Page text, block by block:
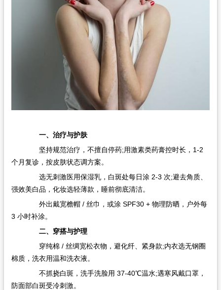
一、治疗与护肤
坚持规范治疗，不擅自停药;用激素类药膏控时长，1-2
个月复诊，按皮肤状态调方案。
选无刺激医用保湿乳，白斑处每日涂 2-3 次;避去角质、
强效美白品，化妆选轻薄款，睡前彻底清洁。
外出戴宽檐帽 / 丝巾，或涂 SPF30 + 物理防晒，户外每
3 小时补涂。
二、穿搭与护理
穿纯棉 / 丝绸宽松衣物，避化纤、紧身款;内衣选无钢圈
棉质，洗衣用温和洗衣液。
不抓挠白斑，洗手洗脸用 37-40℃温水;遇寒风戴口罩，
防面部白斑受冷刺激。